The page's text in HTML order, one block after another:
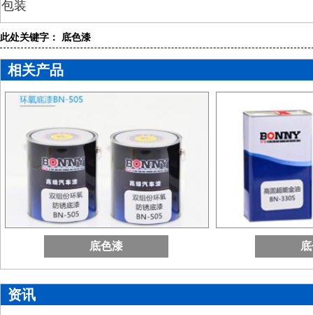
包装
此处关键字： 底色漆
相关产品
底色漆
资讯